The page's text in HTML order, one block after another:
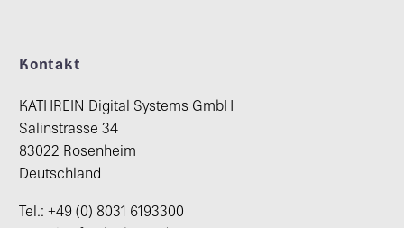
Kontakt
KATHREIN Digital Systems GmbH
Salinstrasse 34
83022 Rosenheim
Deutschland
Tel.: +49 (0) 8031 6193300